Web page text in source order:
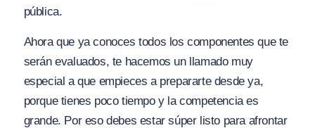
pública.
Ahora que ya conoces todos los componentes que te
serán evaluados, te hacemos un llamado muy
especial a que empieces a prepararte desde ya,
porque tienes poco tiempo y la competencia es
grande. Por eso debes estar súper listo para afrontar